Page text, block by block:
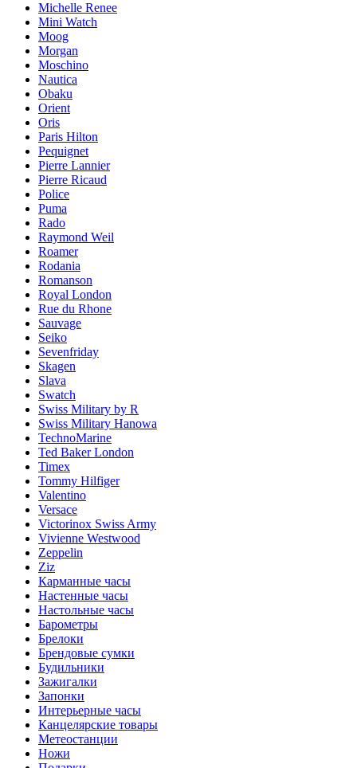
Michelle Renee
Mini Watch
Moog
Morgan
Moschino
Nautica
Obaku
Orient
Oris
Paris Hilton
Pequignet
Pierre Lannier
Pierre Ricaud
Police
Puma
Rado
Raymond Weil
Roamer
Rodania
Romanson
Royal London
Rue du Rhone
Sauvage
Seiko
Sevenfriday
Skagen
Slava
Swatch
Swiss Military by R
Swiss Military Hanowa
TechnoMarine
Ted Baker London
Timex
Tommy Hilfiger
Valentino
Versace
Victorinox Swiss Army
Vivienne Westwood
Zeppelin
Ziz
Карманные часы
Настенные часы
Настольные часы
Барометры
Брелоки
Брендовые сумки
Будильники
Зажигалки
Запонки
Интерьерные часы
Канцелярские товары
Метеостанции
Ножи